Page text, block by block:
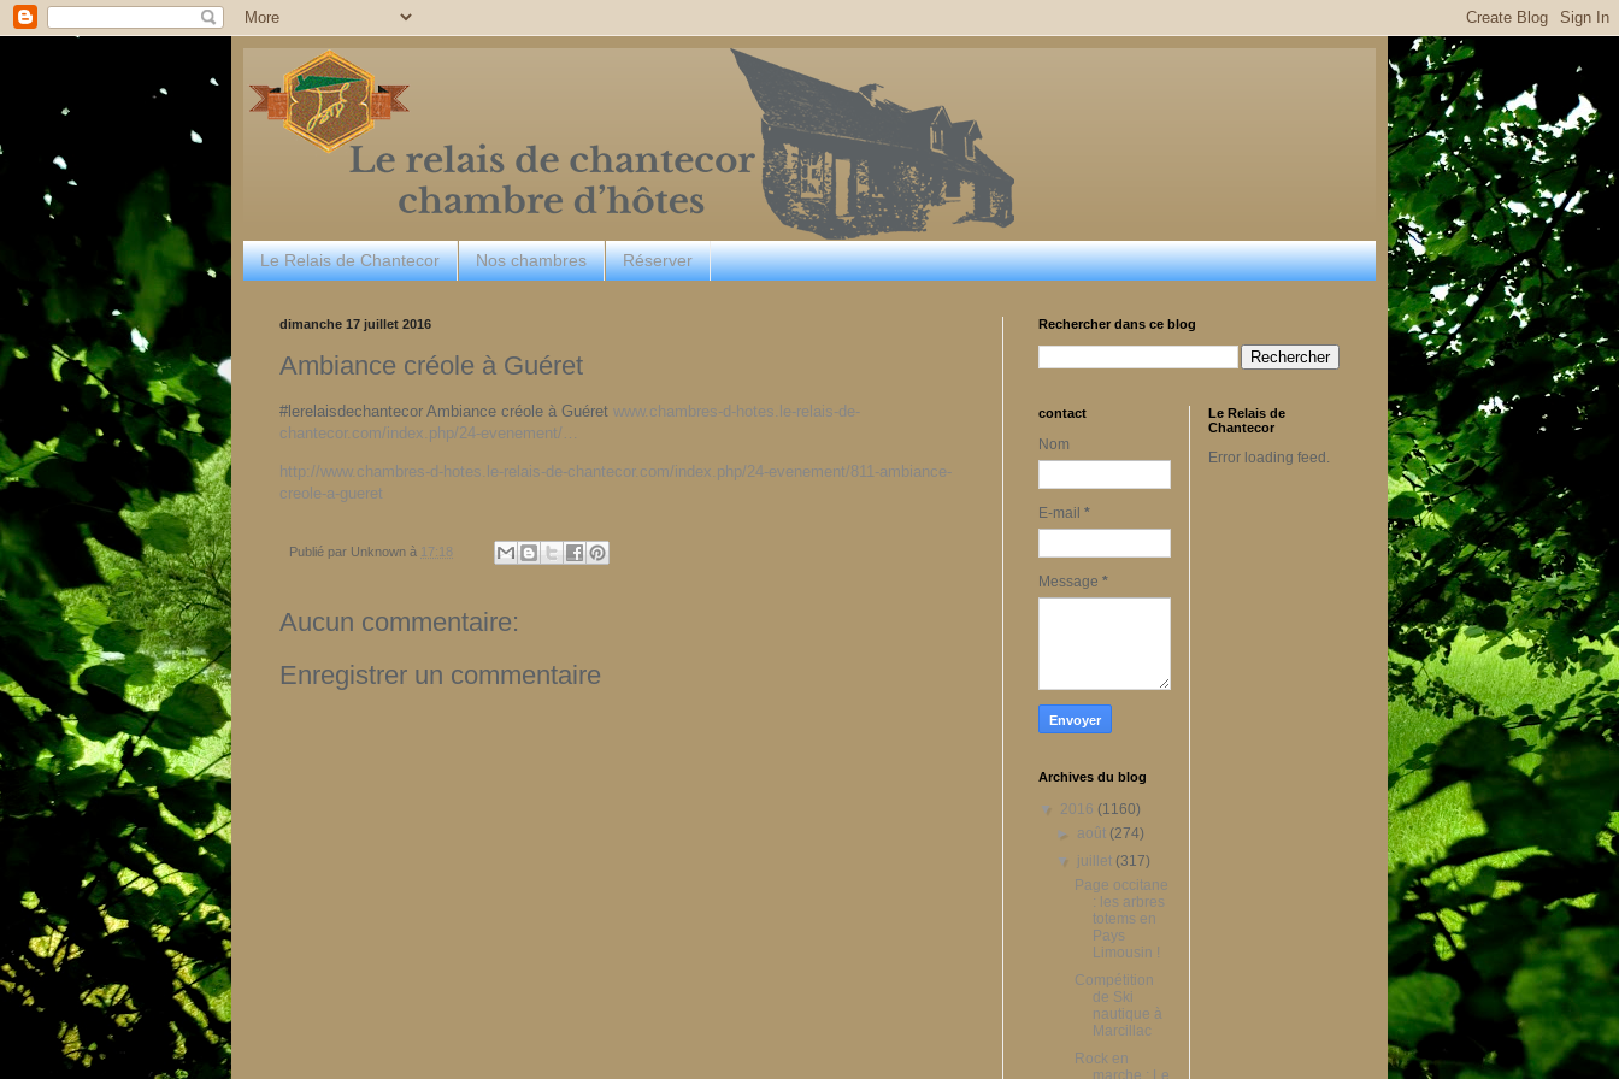
Le Relais de Chantecor Nos chambres Réserver
dimanche 17 juillet 2016
Ambiance créole à Guéret
#lerelaisdechantecor Ambiance créole à Guéret www.chambres-d-hotes.le-relais-de-
chantecor.com/index.php/24-evenement/…
http://www.chambres-d-hotes.le-relais-de-chantecor.com/index.php/24-evenement/811-ambiance-
creole-a-gueret
Publié par Unknown à 17:18
Aucun commentaire:
Enregistrer un commentaire
Rechercher dans ce blog
contact
Nom
E-mail *
Message *
Archives du blog
▼ 2016 (1160)
► août (274)
▼ juillet (317)
Page occitane
: les arbres
totems en
Pays
Limousin !
Compétition
de Ski
nautique à
Marcillac
Rock en
marche : Le
Le Relais de
Chantecor
Error loading feed.